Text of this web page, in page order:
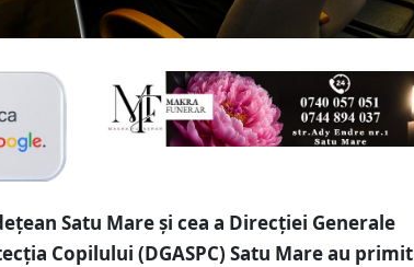
Satu Mare și cea a Direcției Generale
Copilului (DGASPC) Satu Mare au primit